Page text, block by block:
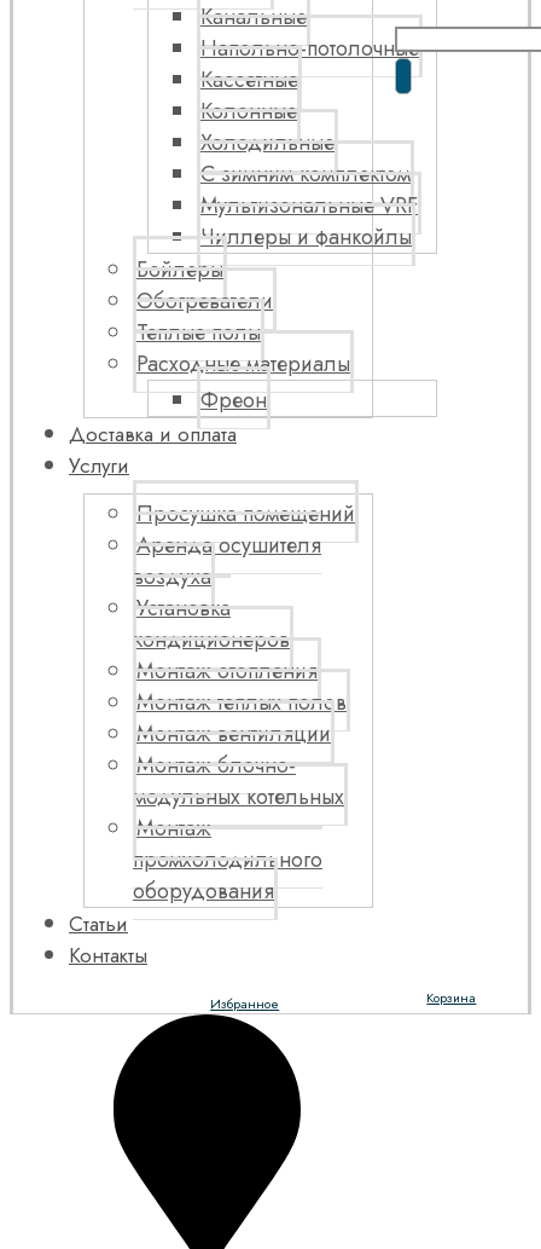
Канальные
Напольно-потолочные
Кассетные
Колонные
Холодильные
С зимним комплектом
Мультизональные VRF
Чиллеры и фанкойлы
Бойлеры
Обогреватели
Теплые полы
Расходные материалы
Фреон
Доставка и оплата
Услуги
Просушка помещений
Аренда осушителя
воздуха
Установка
кондиционеров
Монтаж отопления
Монтаж теплых полов
Монтаж вентиляции
Монтаж блочно-
модульных котельных
Монтаж
промхолодильного
оборудования
Статьи
Контакты
Корзина
Избранное